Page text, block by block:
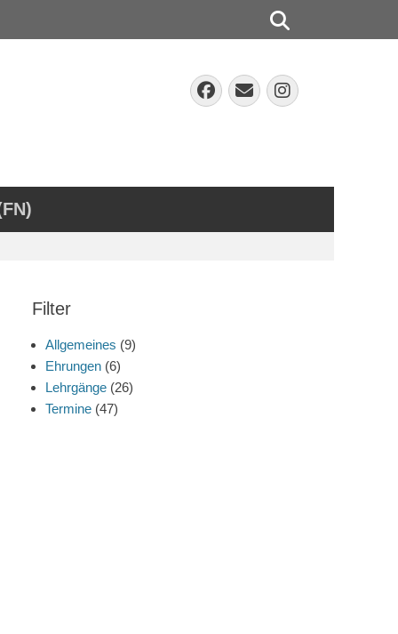
Facebook
E-
Mail
Filter
Allgemeines (9)
Ehrungen (6)
Lehrgänge (26)
Termine (47)